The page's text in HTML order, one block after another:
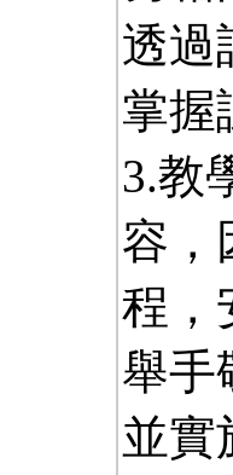
透過
掌握
3.教
容，
程，
舉手
並實